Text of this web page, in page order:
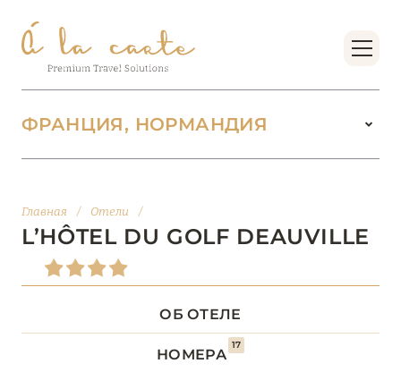
ФРАНЦИЯ, НОРМАНДИЯ
БОРДО (НОВАЯ
АКВИТАНИЯ)
14
БРЕТАНЬ
БУРГУНДИЯ
Главная / Отели /
L’HÔTEL DU GOLF DEAUVILLE
ОБ ОТЕЛЕ
НОМЕРА
17